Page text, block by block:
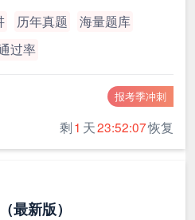
历年真题
海量题库
过率
报考季冲刺
剩1 天23:52:07恢复
最新版）